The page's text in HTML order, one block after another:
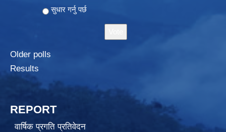
सुधार गर्नु पर्छ
Older polls
Results
REPORT
वार्षिक प्रगति प्रतिवेदन